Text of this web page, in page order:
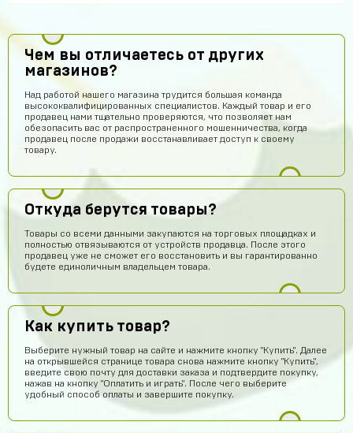
Чем вы отличаетесь от других
магазинов?
Над работой нашего магазина трудится большая команда
высококвалифицированных специалистов. Каждый товар и его
продавец нами тщательно проверяются, что позволяет нам
обезопасить вас от распространенного мошенничества, когда
продавец после продажи восстанавливает доступ к своему
товару.
Откуда берутся товары?
Товары со всеми данными закупаются на торговых площадках и
полностью отвязываются от устройств продавца. После этого
продавец уже не сможет его восстановить и вы гарантированно
будете единоличным владельцем товара.
Как купить товар?
Выберите нужный товар на сайте и нажмите кнопку "Купить". Далее
на открывшейся странице товара снова нажмите кнопку "Купить",
введите свою почту для доставки заказа и подтвердите покупку,
нажав на кнопку "Оплатить и играть". После чего выберите
удобный способ оплаты и завершите покупку.